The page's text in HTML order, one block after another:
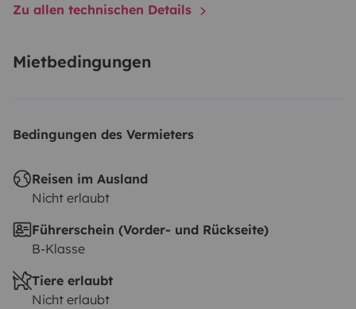
Zu allen technischen Details
Mietbedingungen
Bedingungen des Vermieters
Reisen im Ausland
Nicht erlaubt
Führerschein (Vorder- und Rückseite)
B-Klasse
Tiere erlaubt
Nicht erlaubt